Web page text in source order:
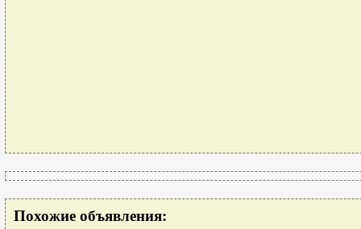
Похожие объявления: